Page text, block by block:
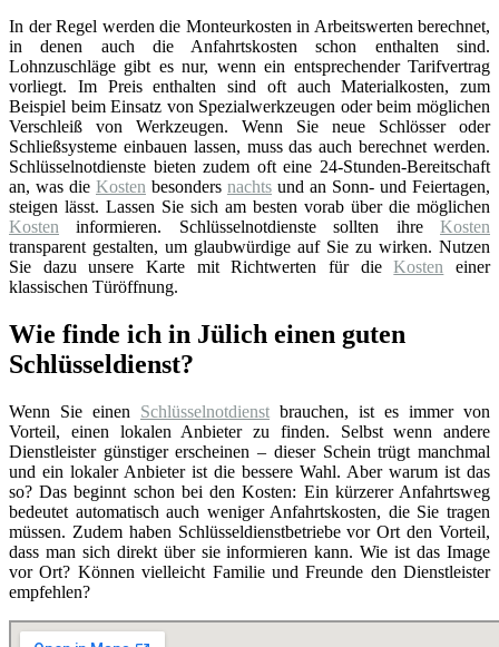
In der Regel werden die Monteurkosten in Arbeitswerten berechnet,
in denen auch die Anfahrtskosten schon enthalten sind.
Lohnzuschläge gibt es nur, wenn ein entsprechender Tarifvertrag
vorliegt. Im Preis enthalten sind oft auch Materialkosten, zum
Beispiel beim Einsatz von Spezialwerkzeugen oder beim möglichen
Verschleiß von Werkzeugen. Wenn Sie neue Schlösser oder
Schließsysteme einbauen lassen, muss das auch berechnet werden.
Schlüsselnotdienste bieten zudem oft eine 24-Stunden-Bereitschaft
an, was die Kosten besonders nachts und an Sonn- und Feiertagen,
steigen lässt. Lassen Sie sich am besten vorab über die möglichen
Kosten informieren. Schlüsselnotdienste sollten ihre Kosten
transparent gestalten, um glaubwürdige auf Sie zu wirken. Nutzen
Sie dazu unsere Karte mit Richtwerten für dieKosten einer
klassischen Türöffnung.
Wie finde ich in Jülich einen guten
Schlüsseldienst?
Wenn Sie einen Schlüsselnotdienst brauchen, ist es immer von
Vorteil, einen lokalen Anbieter zu finden. Selbst wenn andere
Dienstleister günstiger erscheinen – dieser Schein trügt manchmal
und ein lokaler Anbieter ist die bessere Wahl. Aber warum ist das
so? Das beginnt schon bei den Kosten: Ein kürzerer Anfahrtsweg
bedeutet automatisch auch weniger Anfahrtskosten, die Sie tragen
müssen. Zudem haben Schlüsseldienstbetriebe vor Ort den Vorteil,
dass man sich direkt über sie informieren kann. Wie ist das Image
vor Ort? Können vielleicht Familie und Freunde den Dienstleister
empfehlen?